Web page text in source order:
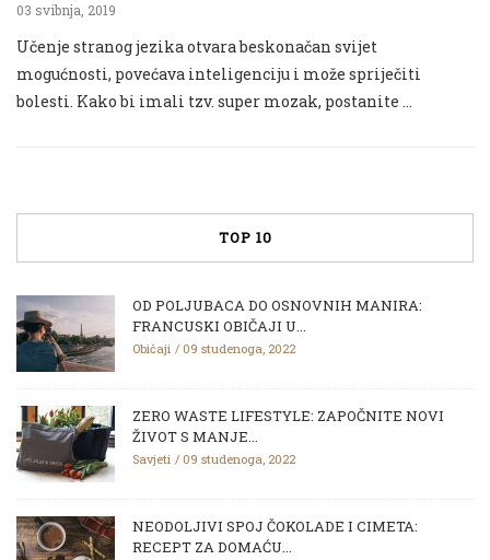
03 svibnja, 2019
Učenje stranog jezika otvara beskonačan svijet
mogućnosti, povećava inteligenciju i može spriječiti
bolesti. Kako bi imali tzv. super mozak, postanite …
TOP 10
OD POLJUBACA DO OSNOVNIH MANIRA:
FRANCUSKI OBIČAJI U...
Običaji 09 studenoga, 2022
ZERO WASTE LIFESTYLE: ZAPOČNITE NOVI
ŽIVOT S MANJE...
Savjeti 09 studenoga, 2022
NEODOLJIVI SPOJ ČOKOLADE I CIMETA:
RECEPT ZA DOMAĆU...